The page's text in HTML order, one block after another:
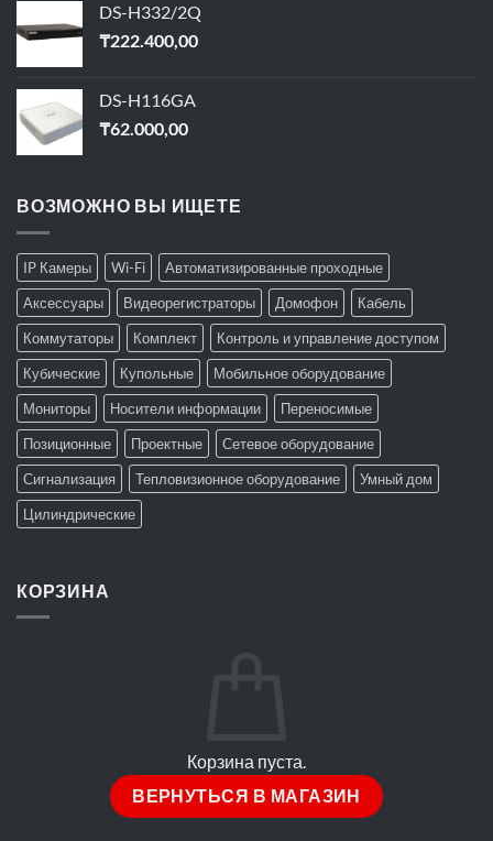
DS-H332/2Q
₸222.400,00
DS-H116GA
₸62.000,00
ВОЗМОЖНО ВЫ ИЩЕТЕ
IP Камеры Wi-Fi
Автоматизированные проходные
Аксессуары
Видеорегистраторы Домофон
Кабель
Коммутаторы
Комплект
Контроль и управление доступом
Кубические
Купольные
Мобильное оборудование
Мониторы
Носители информации
Переносимые
Позиционные
Проектные
Сетевое оборудование
Сигнализация
Тепловизионное оборудование
Умный дом
Цилиндрические
КОРЗИНА
Корзина пуста.
ВЕРНУТЬСЯ В МАГАЗИН